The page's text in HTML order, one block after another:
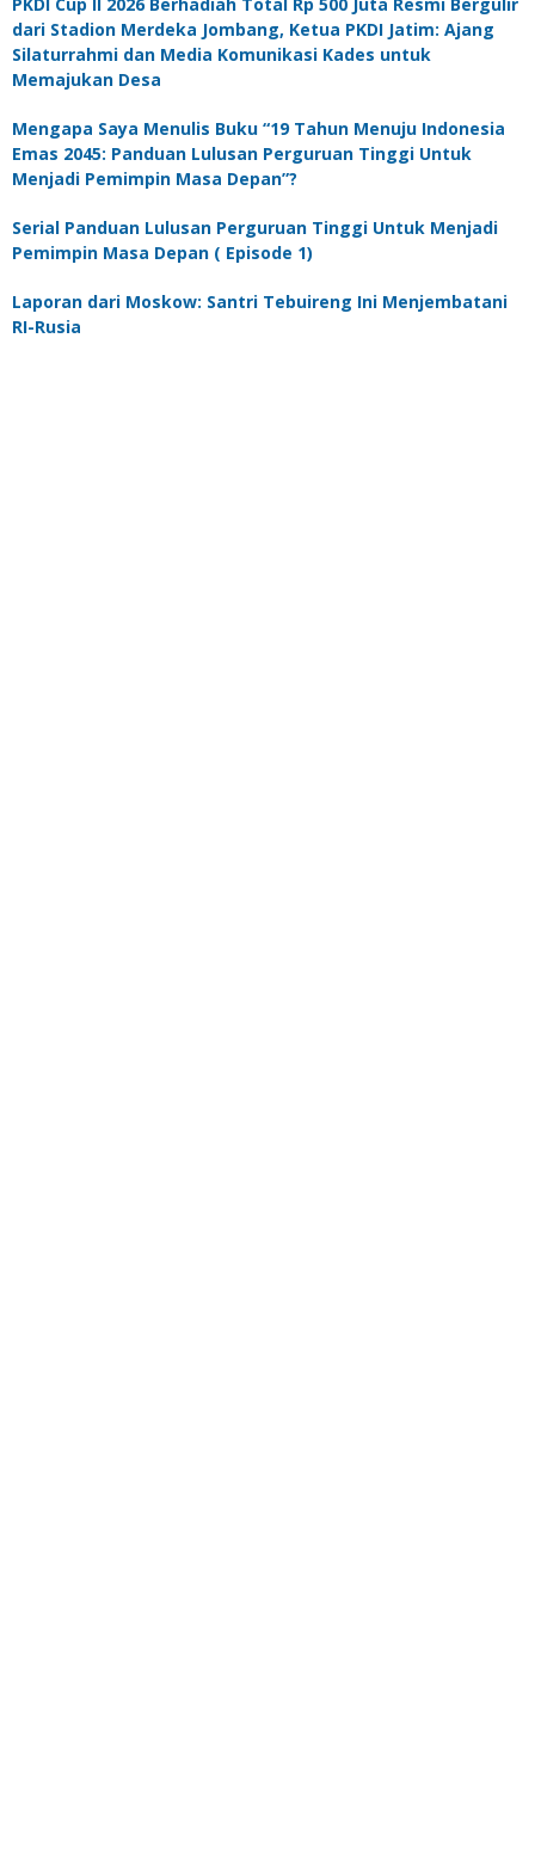
dari Stadion Merdeka Jombang, Ketua PKDI Jatim: Ajang
Silaturrahmi dan Media Komunikasi Kades untuk
Memajukan Desa
Mengapa Saya Menulis Buku “19 Tahun Menuju Indonesia
Emas 2045: Panduan Lulusan Perguruan Tinggi Untuk
Menjadi Pemimpin Masa Depan”?
Serial Panduan Lulusan Perguruan Tinggi Untuk Menjadi
Pemimpin Masa Depan ( Episode 1)
Laporan dari Moskow: Santri Tebuireng Ini Menjembatani
RI-Rusia